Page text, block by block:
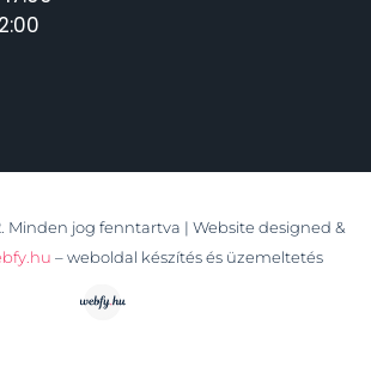
Minden jog fenntartva | Website designed &
– weboldal készítés és üzemeltetés